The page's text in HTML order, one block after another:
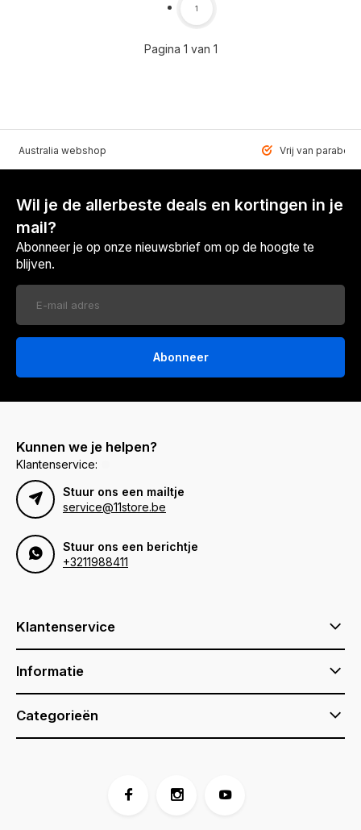
Pagina 1 van 1
1
Australia webshop Vrij van
Wil je de allerbeste deals en kortingen in je
mail?
Abonneer je op onze nieuwsbrief om op de hoogte te
blijven.
Abonneer
Kunnen we je helpen?
Klantenservice:
Stuur ons een mailtje
service@11store.be
Stuur ons een berichtje
+3211988411
Klantenservice
Informatie
Categorieën